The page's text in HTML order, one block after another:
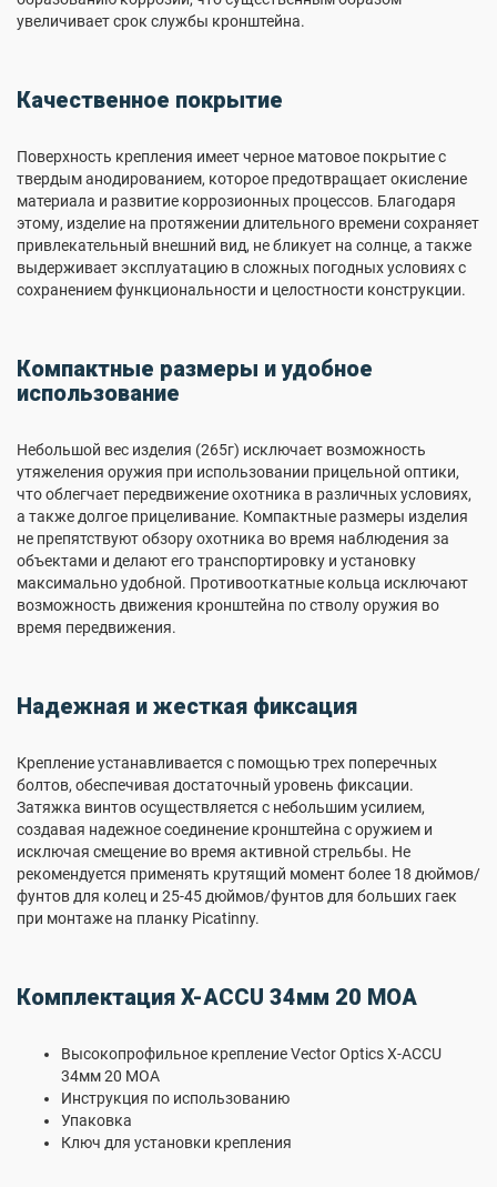
увеличивает срок службы кронштейна.
Качественное покрытие
Поверхность крепления имеет черное матовое покрытие с
твердым анодированием, которое предотвращает окисление
материала и развитие коррозионных процессов. Благодаря
этому, изделие на протяжении длительного времени сохраняет
привлекательный внешний вид, не бликует на солнце, а также
выдерживает эксплуатацию в сложных погодных условиях с
сохранением функциональности и целостности конструкции.
Компактные размеры и удобное
использование
Небольшой вес изделия (265г) исключает возможность
утяжеления оружия при использовании прицельной оптики,
что облегчает передвижение охотника в различных условиях,
а также долгое прицеливание. Компактные размеры изделия
не препятствуют обзору охотника во время наблюдения за
объектами и делают его транспортировку и установку
максимально удобной. Противооткатные кольца исключают
возможность движения кронштейна по стволу оружия во
время передвижения.
Надежная и жесткая фиксация
Крепление устанавливается с помощью трех поперечных
болтов, обеспечивая достаточный уровень фиксации.
Затяжка винтов осуществляется с небольшим усилием,
создавая надежное соединение кронштейна с оружием и
исключая смещение во время активной стрельбы. Не
рекомендуется применять крутящий момент более 18 дюймов/
фунтов для колец и 25-45 дюймов/фунтов для больших гаек
при монтаже на планку Picatinny.
Комплектация X-ACCU 34мм 20 MOA
Высокопрофильное крепление Vector Optics X-ACCU
34мм 20 MOA
Инструкция по использованию
Упаковка
Ключ для установки крепления